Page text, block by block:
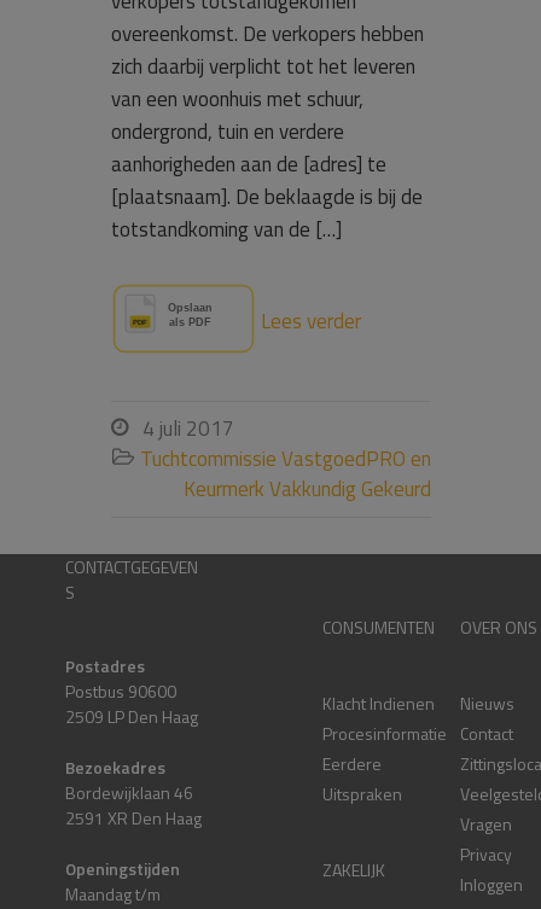
overeenkomst. De verkopers hebben
zich daarbij verplicht tot het leveren
van een woonhuis met schuur,
ondergrond, tuin en verdere
aanhorigheden aan de [adres] te
[plaatsnaam]. De beklaagde is bij de
totstandkoming van de […]
Lees verder
 4 juli 2017
 Tuchtcommissie VastgoedPRO en
Keurmerk Vakkundig Gekeurd
CONTACTGEGEVEN
S
Postadres
Postbus 90600
2509 LP Den Haag
Bezoekadres
Bordewijklaan 46
2591 XR Den Haag
Openingstijden
Maandag t/m
CONSUMENTEN
Klacht Indienen
Procesinformatie
Eerdere
Uitspraken
ZAKELIJK
OVER ONS
Nieuws
Contact
Vragen
Privacy
Inloggen